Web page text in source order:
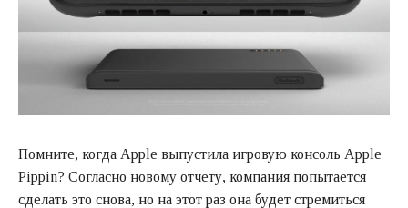
Помните, когда Apple выпустила игровую консоль Apple
Pippin? Согласно новому отчету, компания попытается
сделать это снова, но на этот раз она будет стремиться